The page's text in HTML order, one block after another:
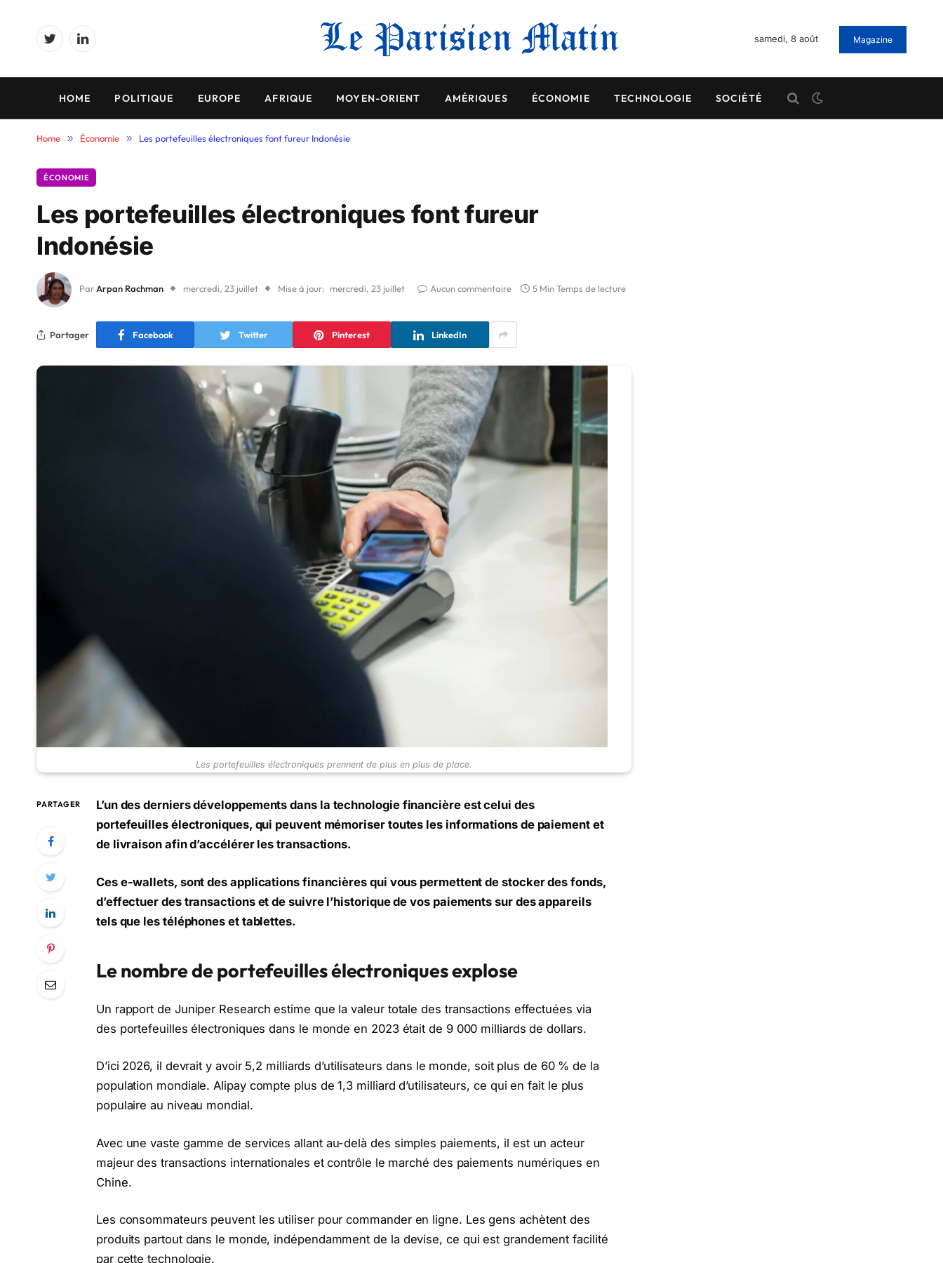
TwitterLinkedIn
samedi, 8 août Magazine
HOME POLITIQUE EUROPE AFRIQUE MOYEN-ORIENT AMÉRIQUES ÉCONOMIE TECHNOLOGIE SOCIÉTÉ
Home » Économie » Les portefeuilles électroniques font fureur Indonésie
ÉCONOMIE
Les portefeuilles électroniques font fureur
Indonésie
Par Arpan Rachman mercredi, 23 juillet Mise à jour: mercredi, 23 juillet Aucun commentaire 5 Min Temps de lecture
Partager Facebook Twitter Pinterest LinkedIn
Les portefeuilles électroniques prennent de plus en plus de place.
PARTAGER
L’un des derniers développements dans la technologie financière est celui des
portefeuilles électroniques, qui peuvent mémoriser toutes les informations de paiement et
de livraison afin d’accélérer les transactions.
Ces e-wallets, sont des applications financières qui vous permettent de stocker des fonds,
d’effectuer des transactions et de suivre l’historique de vos paiements sur des appareils
tels que les téléphones et tablettes.
Le nombre de portefeuilles électroniques explose
Un rapport de Juniper Research estime que la valeur totale des transactions effectuées via
des portefeuilles électroniques dans le monde en 2023 était de 9 000 milliards de dollars.
D’ici 2026, il devrait y avoir 5,2 milliards d’utilisateurs dans le monde, soit plus de 60 % de la
population mondiale. Alipay compte plus de 1,3 milliard d’utilisateurs, ce qui en fait le plus
populaire au niveau mondial.
Avec une vaste gamme de services allant au-delà des simples paiements, il est un acteur
majeur des transactions internationales et contrôle le marché des paiements numériques en
Chine.
Les consommateurs peuvent les utiliser pour commander en ligne. Les gens achètent des
produits partout dans le monde, indépendamment de la devise, ce qui est grandement facilité
par cette technologie.